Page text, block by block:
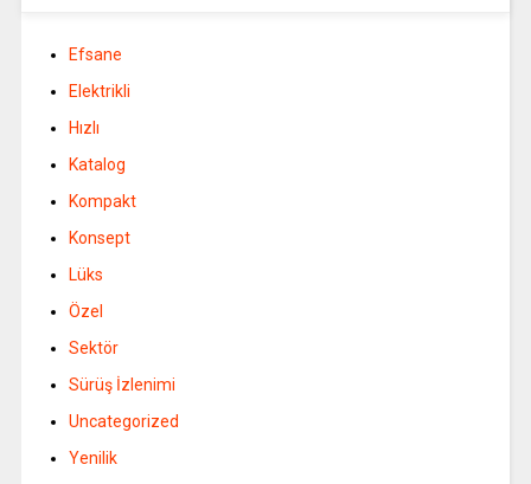
Efsane
Elektrikli
Hızlı
Katalog
Kompakt
Konsept
Lüks
Özel
Sektör
Sürüş İzlenimi
Uncategorized
Yenilik